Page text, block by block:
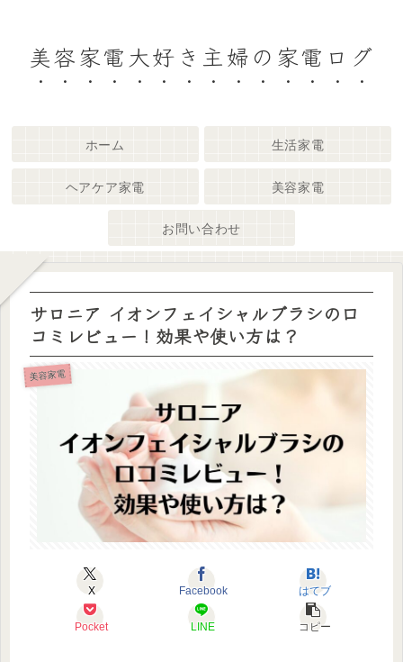
美容家電大好き主婦の家電ログ
ホーム 生活家電
ヘアケア家電 美容家電
お問い合わせ
サロニア イオンフェイシャルブラシの口
コミレビュー！効果や使い方は？
美容家電
X Facebook はてブ
Pocket LINE コピー